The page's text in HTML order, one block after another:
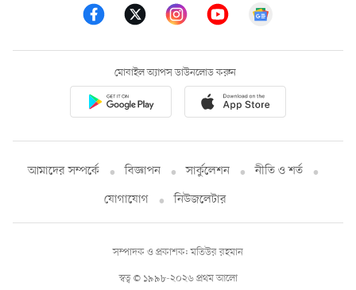
মোবাইল অ্যাপস ডাউনলোড করুন
আমাদের সম্পর্কে বিজ্ঞাপন সার্কুলেশন
নীতি ও শর্ত
যোগাযোগ
নিউজলেটার
স্বত্ব © ১৯৯৮-২০২৬ প্রথম আলো
সম্পাদক ও প্রকাশক: মতিউর রহমান